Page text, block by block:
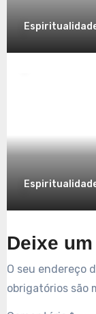
Deixe
O seu endereço
obrigatórios são